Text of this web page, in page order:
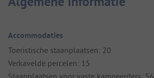
Accommodaties
Toeristische staanplaatsen: 20
Verkavelde percelen: 15